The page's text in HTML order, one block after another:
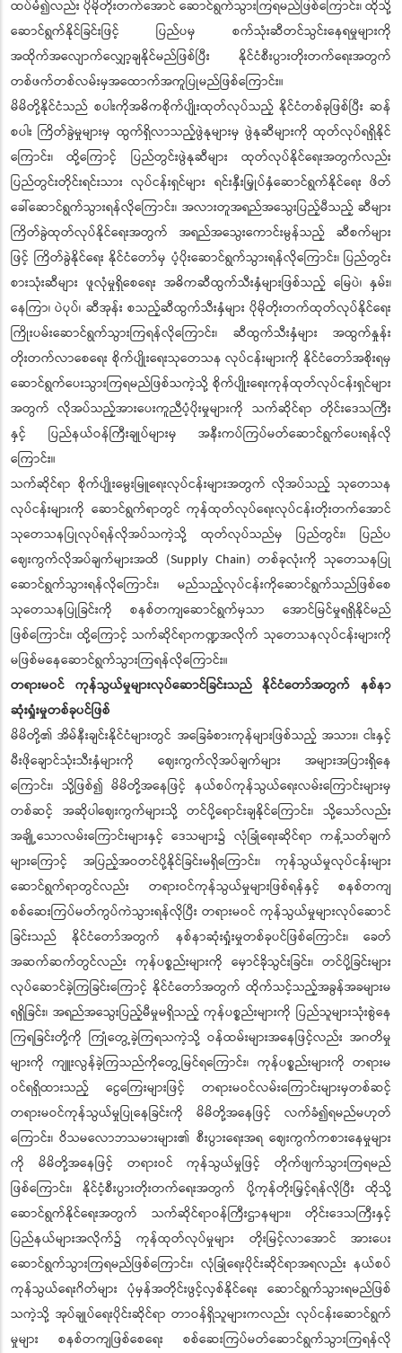
ထပ်မံ၍လည်း ပိုမိုတိုးတက်အောင် ဆောင်ရွက်သွားကြရမည်ဖြစ်ကြောင်း၊ ထိုသို့
ဆောင်ရွက်နိုင်ခြင်းဖြင့် ပြည်ပမှ စက်သုံးဆီတင်သွင်းနေရမှုများကို
အထိုက်အလျောက်လျှော့ချနိုင်မည်ဖြစ်ပြီး နိုင်ငံစီးပွားတိုးတက်ရေးအတွက်
တစ်ဖက်တစ်လမ်းမှအထောက်အကူပြုမည်ဖြစ်ကြောင်း။
မိမိတို့နိုင်ငံသည် စပါးကိုအဓိကစိုက်ပျိုးထုတ်လုပ်သည့် နိုင်ငံတစ်ခုဖြစ်ပြီး ဆန်
စပါး ကြိတ်ခွဲမှုများမှ ထွက်ရှိလာသည့်ဖွဲနုများမှ ဖွဲနုဆီများကို ထုတ်လုပ်ရရှိနိုင်
ကြောင်း၊ ထို့ကြောင့် ပြည်တွင်းဖွဲနုဆီများ ထုတ်လုပ်နိုင်ရေးအတွက်လည်း
ပြည်တွင်းတိုင်းရင်းသား လုပ်ငန်းရှင်များ ရင်းနှီးမြှုပ်နှံဆောင်ရွက်နိုင်ရေး ဖိတ်
ခေါ်ဆောင်ရွက်သွားရန်လိုကြောင်း၊ အလားတူအရည်အသွေးပြည့်မီသည့် ဆီများ
ကြိတ်ခွဲထုတ်လုပ်နိုင်ရေးအတွက် အရည်အသွေးကောင်းမွန်သည့် ဆီစက်များ
ဖြင့် ကြိတ်ခွဲနိုင်ရေး နိုင်ငံတော်မှ ပံ့ပိုးဆောင်ရွက်သွားရန်လိုကြောင်း၊ ပြည်တွင်း
စားသုံးဆီများ ဖူလုံမှုရှိစေရေး အဓိကဆီထွက်သီးနှံများဖြစ်သည့် မြေပဲ၊ နှမ်း၊
နေကြာ၊ ပဲပုပ်၊ ဆီအုန်း စသည့်ဆီထွက်သီးနှံများ ပိုမိုတိုးတက်ထုတ်လုပ်နိုင်ရေး
ကြိုးပမ်းဆောင်ရွက်သွားကြရန်လိုကြောင်း၊ ဆီထွက်သီးနှံများ အထွက်နှုန်း
တိုးတက်လာစေရေး စိုက်ပျိုးရေးသုတေသန လုပ်ငန်းများကို နိုင်ငံတော်အစိုးရမှ
ဆောင်ရွက်ပေးသွားကြရမည်ဖြစ်သကဲ့သို့ စိုက်ပျိုးရေးကုန်ထုတ်လုပ်ငန်းရှင်များ
အတွက် လိုအပ်သည့်အားပေးကူညီပံ့ပိုးမှုများကို သက်ဆိုင်ရာ တိုင်းဒေသကြီး
နှင့် ပြည်နယ်ဝန်ကြီးချုပ်များမှ အနီးကပ်ကြပ်မတ်ဆောင်ရွက်ပေးရန်လို
ကြောင်း။
သက်ဆိုင်ရာ စိုက်ပျိုးမွေးမြူရေးလုပ်ငန်းများအတွက် လိုအပ်သည့် သုတေသန
လုပ်ငန်းများကို ဆောင်ရွက်ရာတွင် ကုန်ထုတ်လုပ်ရေးလုပ်ငန်းတိုးတက်အောင်
သုတေသနပြုလုပ်ရန်လိုအပ်သကဲ့သို့ ထုတ်လုပ်သည်မှ ပြည်တွင်း၊ ပြည်ပ
ဈေးကွက်လိုအပ်ချက်များအထိ (Supply Chain) တစ်ခုလုံးကို သုတေသနပြု
ဆောင်ရွက်သွားရန်လိုကြောင်း၊ မည်သည့်လုပ်ငန်းကိုဆောင်ရွက်သည်ဖြစ်စေ
သုတေသနပြုခြင်းကို စနစ်တကျဆောင်ရွက်မှသာ အောင်မြင်မှုရရှိနိုင်မည်
ဖြစ်ကြောင်း၊ ထို့ကြောင့် သက်ဆိုင်ရာကဏ္ဍအလိုက် သုတေသနလုပ်ငန်းများကို
မဖြစ်မနေဆောင်ရွက်သွားကြရန်လိုကြောင်း။
တရားမဝင် ကုန်သွယ်မှုများလုပ်ဆောင်ခြင်းသည် နိုင်ငံတော်အတွက် နစ်နာ
ဆုံးရှုံးမှုတစ်ခုပင်ဖြစ်
မိမိတို့၏ အိမ်နီးချင်းနိုင်ငံများတွင် အခြေခံစားကုန်များဖြစ်သည့် အသား၊ ငါးနှင့်
မီးဖိုချောင်သုံးသီးနှံများကို ဈေးကွက်လိုအပ်ချက်များ အများအပြားရှိနေ
ကြောင်း၊ သို့ဖြစ်၍ မိမိတို့အနေဖြင့် နယ်စပ်ကုန်သွယ်ရေးလမ်းကြောင်းများမှ
တစ်ဆင့် အဆိုပါဈေးကွက်များသို့ တင်ပို့ရောင်းချနိုင်ကြောင်း၊ သို့သော်လည်း
အချို့သောလမ်းကြောင်းများနှင့် ဒေသများ၌ လုံခြုံရေးဆိုင်ရာ ကန့်သတ်ချက်
များကြောင့် အပြည့်အဝတင်ပို့နိုင်ခြင်းမရှိကြောင်း၊ ကုန်သွယ်မှုလုပ်ငန်းများ
ဆောင်ရွက်ရာတွင်လည်း တရားဝင်ကုန်သွယ်မှုများဖြစ်ရန်နှင့် စနစ်တကျ
စစ်ဆေးကြပ်မတ်ကွပ်ကဲသွားရန်လိုပြီး တရားမဝင် ကုန်သွယ်မှုများလုပ်ဆောင်
ခြင်းသည် နိုင်ငံတော်အတွက် နစ်နာဆုံးရှုံးမှုတစ်ခုပင်ဖြစ်ကြောင်း၊ ခေတ်
အဆက်ဆက်တွင်လည်း ကုန်ပစ္စည်းများကို မှောင်ခိုသွင်းခြင်း၊ တင်ပို့ခြင်းများ
လုပ်ဆောင်ခဲ့ကြခြင်းကြောင့် နိုင်ငံတော်အတွက် ထိုက်သင့်သည့်အခွန်အခများမ
ရရှိခြင်း၊ အရည်အသွေးပြည့်မီမှုမရှိသည့် ကုန်ပစ္စည်းများကို ပြည်သူများသုံးစွဲနေ
ကြရခြင်းတို့ကို ကြုံတွေ့ခဲ့ကြရသကဲ့သို့ ဝန်ထမ်းများအနေဖြင့်လည်း အဂတိမှု
များကို ကျူးလွန်ခဲ့ကြသည်ကိုတွေ့မြင်ရကြောင်း၊ ကုန်ပစ္စည်းများကို တရားမ
ဝင်ရရှိထားသည့် ငွေကြေးများဖြင့် တရားမဝင်လမ်းကြောင်းများမှတစ်ဆင့်
တရားမဝင်ကုန်သွယ်မှုပြုနေခြင်းကို မိမိတို့အနေဖြင့် လက်ခံ၍ရမည်မဟုတ်
ကြောင်း၊ ဝိသမလောဘသမားများ၏ စီးပွားရေးအရ ဈေးကွက်ကစားနေမှုများ
ကို မိမိတို့အနေဖြင့် တရားဝင် ကုန်သွယ်မှုဖြင့် တိုက်ဖျက်သွားကြရမည်
ဖြစ်ကြောင်း၊ နိုင်ငံ့စီးပွားတိုးတက်ရေးအတွက် ပို့ကုန်တိုးမြှင့်ရန်လိုပြီး ထိုသို့
ဆောင်ရွက်နိုင်ရေးအတွက် သက်ဆိုင်ရာဝန်ကြီးဌာနများ၊ တိုင်းဒေသကြီးနှင့်
ပြည်နယ်များအလိုက်၌ ကုန်ထုတ်လုပ်မှုများ တိုးမြင့်လာအောင် အားပေး
ဆောင်ရွက်သွားကြရမည်ဖြစ်ကြောင်း၊ လုံခြုံရေးပိုင်းဆိုင်ရာအရလည်း နယ်စပ်
ကုန်သွယ်ရေးဂိတ်များ ပုံမှန်အတိုင်းဖွင့်လှစ်နိုင်ရေး ဆောင်ရွက်သွားရမည်ဖြစ်
သကဲ့သို့ အုပ်ချုပ်ရေးပိုင်းဆိုင်ရာ တာဝန်ရှိသူများကလည်း လုပ်ငန်းဆောင်ရွက်
မှုများ စနစ်တကျဖြစ်စေရေး စစ်ဆေးကြပ်မတ်ဆောင်ရွက်သွားကြရန်လို